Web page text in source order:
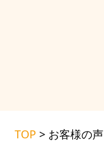
TOP > お客様の声